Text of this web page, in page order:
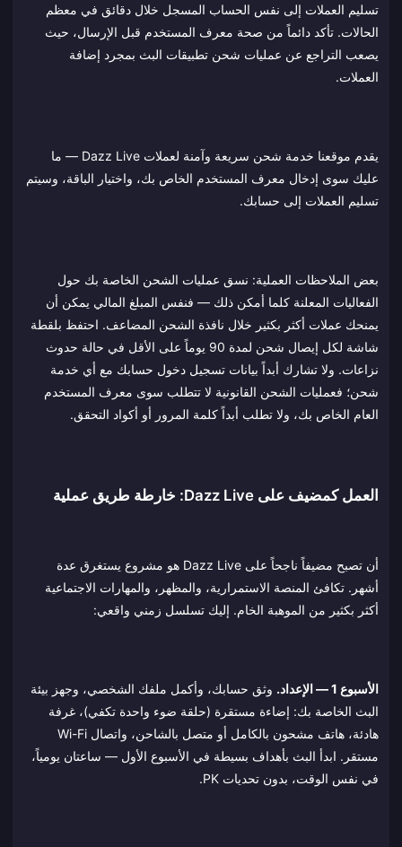
تسليم العملات إلى نفس الحساب المسجل خلال دقائق في معظم
الحالات. تأكد دائماً من صحة معرف المستخدم قبل الإرسال، حيث
يصعب التراجع عن عمليات شحن تطبيقات البث بمجرد إضافة
العملات.
يقدم موقعنا خدمة شحن سريعة وآمنة لعملات Dazz Live — ما
عليك سوى إدخال معرف المستخدم الخاص بك، واختيار الباقة، وسيتم
تسليم العملات إلى حسابك.
بعض الملاحظات العملية: نسق عمليات الشحن الخاصة بك حول
الفعاليات المعلنة كلما أمكن ذلك — فنفس المبلغ المالي يمكن أن
يمنحك عملات أكثر بكثير خلال نافذة الشحن المضاعف. احتفظ بلقطة
شاشة لكل إيصال شحن لمدة 90 يوماً على الأقل في حالة حدوث
نزاعات. ولا تشارك أبداً بيانات تسجيل دخول حسابك مع أي خدمة
شحن؛ فعمليات الشحن القانونية لا تتطلب سوى معرف المستخدم
العام الخاص بك، ولا تطلب أبداً كلمة المرور أو أكواد التحقق.
العمل كمضيف على Dazz Live: خارطة طريق عملية
أن تصبح مضيفاً ناجحاً على Dazz Live هو مشروع يستغرق عدة
أشهر. تكافئ المنصة الاستمرارية، والمظهر، والمهارات الاجتماعية
أكثر بكثير من الموهبة الخام. إليك تسلسل زمني واقعي:
الأسبوع 1 — الإعداد.
وثق حسابك، وأكمل ملفك الشخصي، وجهز بيئة
البث الخاصة بك: إضاءة مستقرة (حلقة ضوء واحدة تكفي)، غرفة
هادئة، هاتف مشحون بالكامل أو متصل بالشاحن، واتصال Wi-Fi
مستقر. ابدأ البث بأهداف بسيطة في الأسبوع الأول — ساعتان يومياً،
في نفس الوقت، بدون تحديات PK.